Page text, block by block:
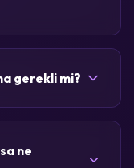
gerekli mi?
ne